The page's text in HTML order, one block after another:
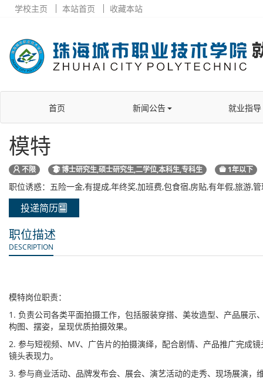
学校主页 本站首页 收藏本站
首页 新闻公告 就业指导
模特
不限 博士研究生,硕士研究生,二学位,本科生,专科生 1年以下
职位诱惑：五险一金,有提成,年终奖,加班费,包食宿,房贴,有年假,旅游,
投递简历
职位描述
DESCRIPTION
模特岗位职责：
1. 负责公司各类平面拍摄工作，包括服装穿搭、美妆造型、产品展
构图、摆姿，呈现优质拍摄效果。
2. 参与短视频、MV、广告片的拍摄演绎，配合剧情、产品推广完成
镜头表现力。
3. 参与商业活动、品牌发布会、展会、演艺活动的走秀、现场展演，